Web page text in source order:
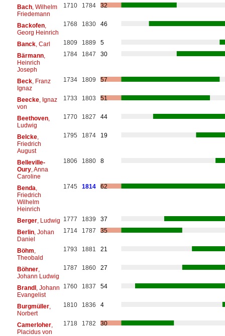
Bach, Wilhelm
Friedemann
1710 1784 32
Backofen,
Georg Heinrich
1768 1830 46
Banck, Carl 1809 1889
5
Bärmann,
Heinrich
Joseph
1784 1847 30
Beck, Franz
Ignaz
1734 1809 57
Beecke, Ignaz
von
1733 1803 51
Beethoven,
Ludwig
1770 1827 44
Belcke,
Friedrich
August
1795 1874 19
Belleville-
Oury, Anna
Caroline
1806 1880 8
Benda
Friedrich
Wilhelm
Heinrich
1745 1814 62
Berger, Ludwig 1777 1839
37
Berlin, Johan
Daniel
1714 1787 35
Böhm
Theobald
1793 1881 21
Böhner,
Johann Ludwig
1787 1860 27
Brandl, Johann
Evangelist
1760 1837 54
Burgmüller,
Norbert
1810 1836 4
Camerloher,
Placidus von
1718 1782 30